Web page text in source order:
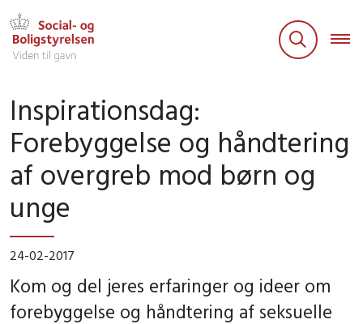
Inspirationsdag:
Forebyggelse og håndtering
af overgreb mod børn og
unge
24-02-2017
Kom og del jeres erfaringer og ideer om
forebyggelse og håndtering af seksuelle